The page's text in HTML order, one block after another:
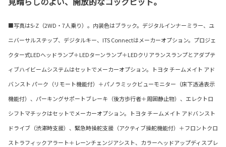
■写真はS-Z（2WD・7人乗り）。内装色はブラック。デジタルインナーミラー、ユ
ニバーサルステップ、デジタルキー、ITS Connectはメーカーオプション。プロジェ
クター式LEDヘッドランプ＋LEDターンランプ＋LEDクリアランスランプとアダプテ
ィブハイビームシステムはセットでメーカーオプション。トヨタ チームメイト アド
バンスト パーク（リモート機能付）＋パノラミックビューモニター（床下透過表示
機能付）、パーキングサポートブレーキ（後方歩行者＋周囲静止物）、エレクトロ
シフトマチックはセットでメーカーオプション。トヨタ チームメイト アドバンスト
ドライブ（渋滞時支援）、緊急時操舵支援（アクティブ操舵機能付）＋フロントクロ
ストラフィックアラート＋レーンチェンジアシスト、カラーヘッドアップディスプレ